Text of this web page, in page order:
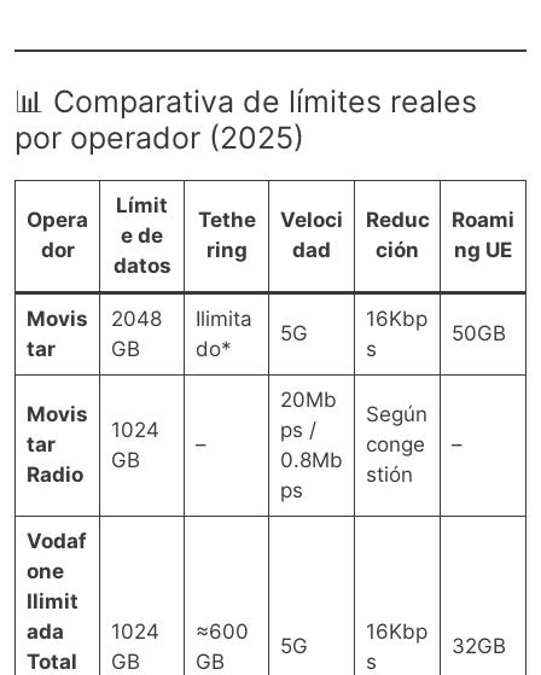
📊 Comparativa de límites reales
por operador (2025)
Opera
dor
Límit
e de
datos
Tethe
ring
Veloci
dad
Reduc
ción
Roami
ng UE
Movis
tar
2048
GB
Ilimita
do*
5G
16Kbp
s
50GB
Movis
tar
Radio
1024
GB
–
20Mb
ps /
0.8Mb
ps
Según
conge
stión
–
Vodaf
one
Ilimit
ada
Total
1024
GB
≈600
GB
5G
16Kbp
s
32GB